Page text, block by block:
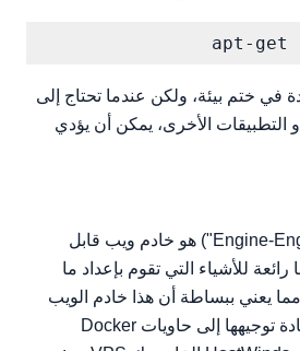
apt-get
في ختم بيئة، ولكن عندما تحتاج إلى
تكوين أشياء مثل SSL أو التطبيقات الأخرى، يمكن أن يؤدي
Nginx (معلن "Engine-Engine-EX") هو خادم ويب قابل
رائعة للأشياء التي تقوم بإعداد ما
يعني ببساطة أن هذا خادم الويب
سيستغرق الطلبات وإعادة توجيهها إلى حاويات Docker